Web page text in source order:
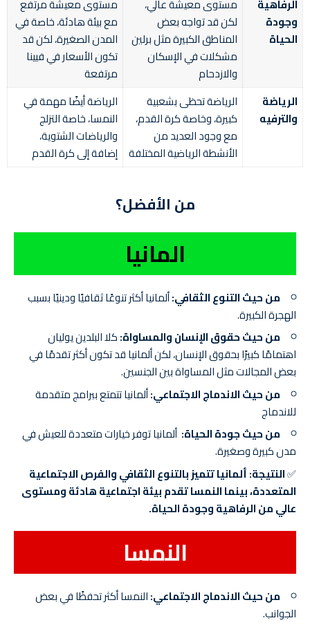
الرفاهية
وجودة
الحياة
مستوى معيشة عالي،
لكن قد تواجه بعض
المناطق الكبيرة مثل برلين
مشكلات في الإسكان
والازدحام
مستوى معيشة مرتفع
مع بيئة هادئة، خاصة في
المدن الصغيرة، لكن قد
تكون الأسعار في فيينا
مرتفعة
الرياضة
والترفيه
الرياضة تحظى بشعبية
كبيرة، وخاصة كرة القدم،
مع وجود العديد من
الأنشطة الرياضية المختلفة
الرياضة أيضًا مهمة في
النمسا، خاصة التزلج
والرياضات الشتوية،
إضافة إلى كرة القدم
من الأفضل؟
المانيا
من حيث التنوع الثقافي:ألمانيا أكثر تنوعًا ثقافيًا ودينيًا بسبب
الهجرة الكبيرة.
من حيث حقوق الإنسان والمساواة:كلا البلدين يوليان
اهتمامًا كبيرًا بحقوق الإنسان، لكن ألمانيا قد تكون أكثر تقدمًا في
بعض المجالات مثل المساواة بين الجنسين.
من حيث الاندماج الاجتماعي:ألمانيا تتمتع ببرامج متقدمة
للاندماج
من حيث جودة الحياة: ألمانيا توفر خيارات متعددة للعيش في
مدن كبيرة وصغيرة.
✅النتيجة:ألمانيا تتميز بالتنوع الثقافي والفرص الاجتماعية
المتعددة، بينما النمسا تقدم بيئة اجتماعية هادئة ومستوى
عالي من الرفاهية وجودة الحياة.
النمسا
من حيث الاندماج الاجتماعي:النمسا أكثر تحفظًا في بعض
الجوانب.